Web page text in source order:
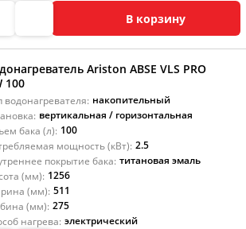
В корзину
Ariston ABSE VLS PRO
100
водонагревателя: накопительный
вертикальная / горизонтальная
бака (л): 100
мощность (кВт): 2.5
покрытие бака: титановая эмаль
(мм): 1256
(мм): 511
(мм): 275
нагрева: электрический